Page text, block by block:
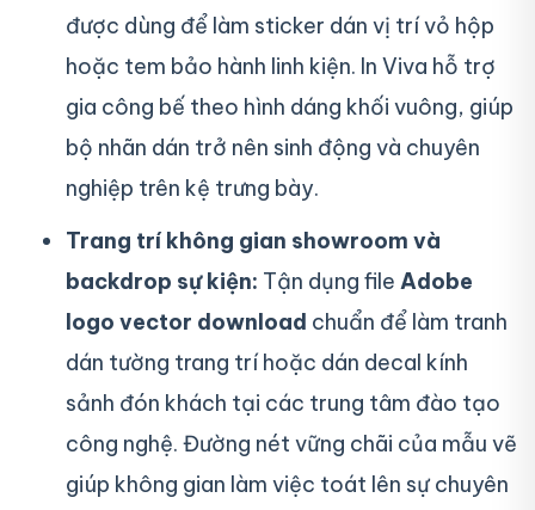
được dùng để làm sticker dán vị trí vỏ hộp
hoặc tem bảo hành linh kiện. In Viva hỗ trợ
gia công bế theo hình dáng khối vuông, giúp
bộ nhãn dán trở nên sinh động và chuyên
nghiệp trên kệ trưng bày.
Trang trí không gian showroom và
backdrop sự kiện: Tận dụng file Adobe
logo vector download chuẩn để làm tranh
dán tường trang trí hoặc dán decal kính
sảnh đón khách tại các trung tâm đào tạo
công nghệ. Đường nét vững chãi của mẫu vẽ
giúp không gian làm việc toát lên sự chuyên